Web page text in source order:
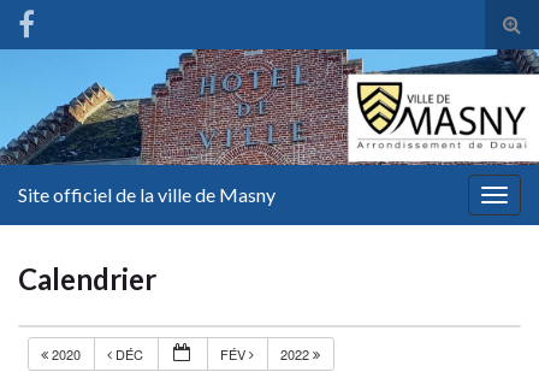
Site officiel de la ville de Masny
Calendrier
2020 DÉC FÉV 2022